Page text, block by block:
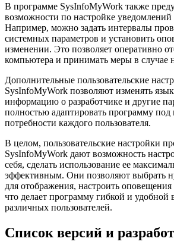
В программе SysInfoMyWork также
возможности по настройке
Например, можно задать интервалы
системных параметров и установить
изменении. Это позволяет оперативно
компьютера и принимать меры в случае
Дополнительные пользовательские
SysInfoMyWork позволяют изменять
информацию о разработчике и другие
полностью адаптировать программу
потребности каждого пользователя.
В целом, пользовательские настройки
SysInfoMyWork дают возможность
себя, сделать использование ее
эффективным. Они позволяют выбрать
для отображения, настроить
что делает программу гибкой и удобной
различных пользователей.
Список версий и